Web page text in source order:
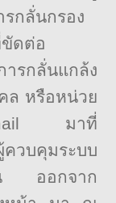
กลั่นกรอง
ดต่อ
รกลั่นแกล้ง
ล หรือหน่วย
มาที่
ควบคุมระบบ
น ออกจาก